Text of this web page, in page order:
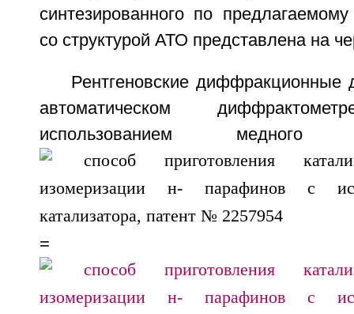
синтезированного по
со структурой АТО представлена на
Рентгеновские диффракционные
автоматическом
использованием
=